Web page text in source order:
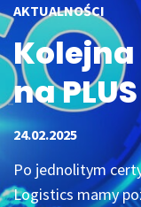
AKTUALNOŚCI
na PLUS
24.02.2025
Po jednolitym
Logistics mamy